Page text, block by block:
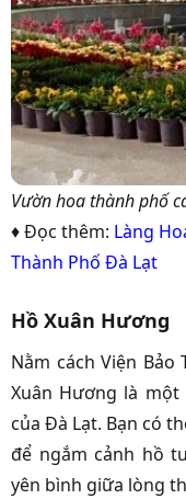
Vườn hoa thành phố
♦ Đọc thêm: Làng
Thành Phố Đà Lạt
Hồ Xuân Hương
Nằm cách Viện Bảo
Xuân Hương là
của Đà Lạt. Bạn có
để ngắm cảnh hồ
yên bình giữa lòng